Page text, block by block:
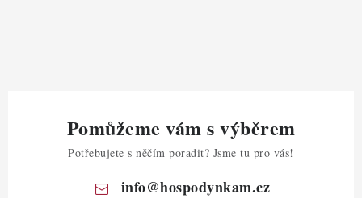
Pomůžeme vám s výběrem
Potřebujete s něčím poradit? Jsme tu pro vás!
info@hospodynkam.cz